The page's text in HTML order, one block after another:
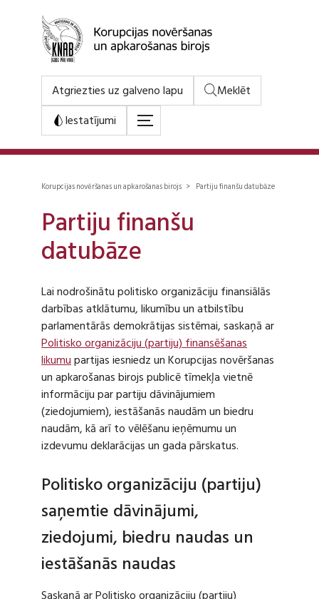
Atgriezties uz galveno lapu
Meklēt
Iestatījumi
Korupcijas novēršanas un apkarošanas birojs > Partiju finanšu datubāze
Partiju finanšu
datubāze
Lai nodrošinātu politisko organizāciju finansiālās
darbības atklātumu, likumību un atbilstību
parlamentārās demokrātijas sistēmai, saskaņā ar
Politisko organizāciju (partiju) finansēšanas
likumupartijas iesniedz un Korupcijas novēršanas
un apkarošanas birojs publicē tīmekļa vietnē
informāciju par partiju dāvinājumiem
(ziedojumiem), iestāšanās naudām un biedru
naudām, kā arī to vēlēšanu ieņēmumu un
izdevumu deklarācijas un gada pārskatus.
Politisko organizāciju (partiju)
saņemtie dāvinājumi,
ziedojumi, biedru naudas un
iestāšanās naudas
Saskaņā ar Politisko organizāciju (partiju)